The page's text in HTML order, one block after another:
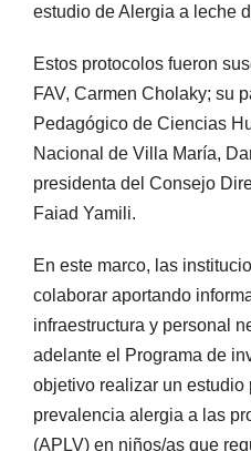
estudio de Alergia a leche
Estos protocolos fueron
FAV, Carmen Cholaky; su
Pedagógico de Ciencias
Nacional de Villa María,
presidenta del Consejo
Faiad Yamili.
En este marco, las
colaborar aportando
infraestructura y personal
adelante el Programa de
objetivo realizar un
prevalencia alergia a las
(APLV) en niños/as que